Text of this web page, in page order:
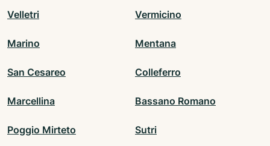
Velletri Vermicino
Marino Mentana
San Cesareo Colleferro
Marcellina Bassano Romano
Poggio Mirteto Sutri